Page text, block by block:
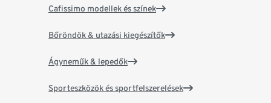
Cafissimo modellek és színek
Bőröndök & utazási kiegészítők
Ágyneműk & lepedők
Sporteszközök és sportfelszerelések